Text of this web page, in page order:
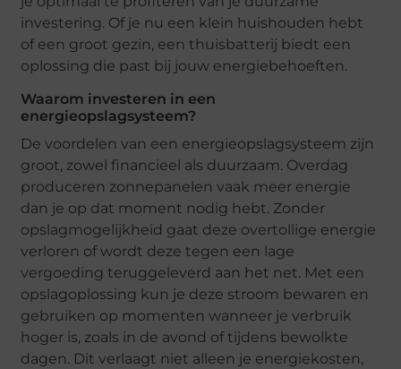
investering. Of je nu een klein huishouden hebt
of een groot gezin, een thuisbatterij biedt een
oplossing die past bij jouw energiebehoeften.
Waarom investeren in een
energieopslagsysteem?
De voordelen van een energieopslagsysteem zijn
groot, zowel financieel als duurzaam. Overdag
produceren zonnepanelen vaak meer energie
dan je op dat moment nodig hebt. Zonder
opslagmogelijkheid gaat deze overtollige energie
verloren of wordt deze tegen een lage
vergoeding teruggeleverd aan het net. Met een
opslagoplossing kun je deze stroom bewaren en
gebruiken op momenten wanneer je verbruik
hoger is, zoals in de avond of tijdens bewolkte
dagen. Dit verlaagt niet alleen je energiekosten,